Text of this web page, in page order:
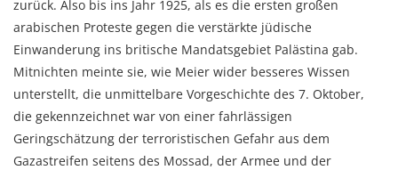
zurück. Also bis ins Jahr 1925, als es die ersten großen
arabischen Proteste gegen die verstärkte jüdische
Einwanderung ins britische Mandatsgebiet Palästina gab.
Mitnichten meinte sie, wie Meier wider besseres Wissen
unterstellt, die unmittelbare Vorgeschichte des 7. Oktober,
die gekennzeichnet war von einer fahrlässigen
Geringschätzung der terroristischen Gefahr aus dem
Gazastreifen seitens des Mossad, der Armee und der